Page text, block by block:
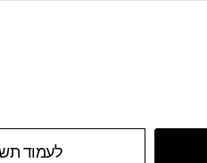
לעמוד